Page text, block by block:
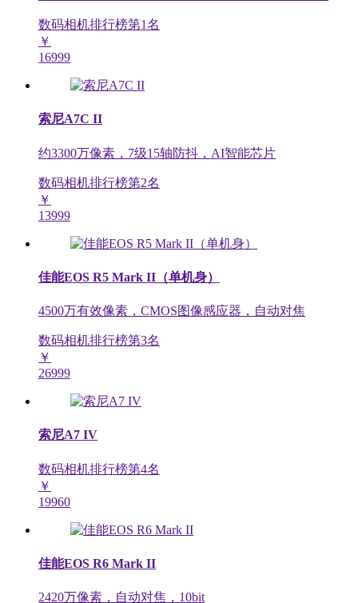
数码相机排行榜第1名
￥
16999
索尼A7C II
约3300万像素，7级15轴防抖，AI智能芯片
数码相机排行榜第2名
￥
13999
佳能EOS R5 Mark II（单机身）
4500万有效像素，CMOS图像感应器，自动对焦
数码相机排行榜第3名
￥
26999
索尼A7 IV
数码相机排行榜第4名
￥
19960
佳能EOS R6 Mark II
2420万像素，自动对焦，10bit